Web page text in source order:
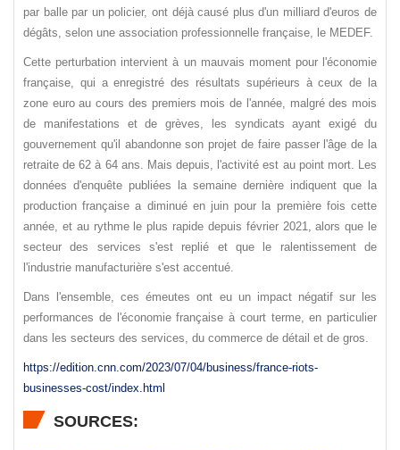
par balle par un policier, ont déjà causé plus d'un milliard d'euros de
dégâts, selon une association professionnelle française, le MEDEF.
Cette perturbation intervient à un mauvais moment pour l'économie
française, qui a enregistré des résultats supérieurs à ceux de la
zone euro au cours des premiers mois de l'année, malgré des mois
de manifestations et de grèves, les syndicats ayant exigé du
gouvernement qu'il abandonne son projet de faire passer l'âge de la
retraite de 62 à 64 ans. Mais depuis, l'activité est au point mort. Les
données d'enquête publiées la semaine dernière indiquent que la
production française a diminué en juin pour la première fois cette
année, et au rythme le plus rapide depuis février 2021, alors que le
secteur des services s'est replié et que le ralentissement de
l'industrie manufacturière s'est accentué.
Dans l'ensemble, ces émeutes ont eu un impact négatif sur les
performances de l'économie française à court terme, en particulier
dans les secteurs des services, du commerce de détail et de gros.
https://edition.cnn.com/2023/07/04/business/france-riots-
businesses-cost/index.html
SOURCES: